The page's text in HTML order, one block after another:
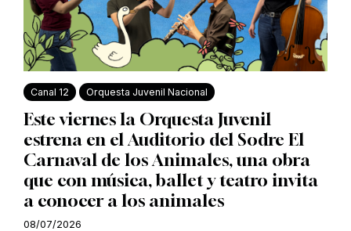
Canal 12 Orquesta Juvenil Nacional
Este viernes la Orquesta Juvenil
estrena en el Auditorio del Sodre El
Carnaval de los Animales, una obra
que con música, ballet y teatro invita
a conocer a los animales
08/07/2026